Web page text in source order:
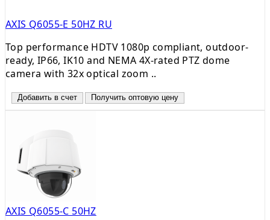
AXIS Q6055-E 50HZ RU
Top performance HDTV 1080p compliant, outdoor-
ready, IP66, IK10 and NEMA 4X-rated PTZ dome
camera with 32x optical zoom ..
Добавить в счет Получить оптовую цену
AXIS Q6055-C 50HZ